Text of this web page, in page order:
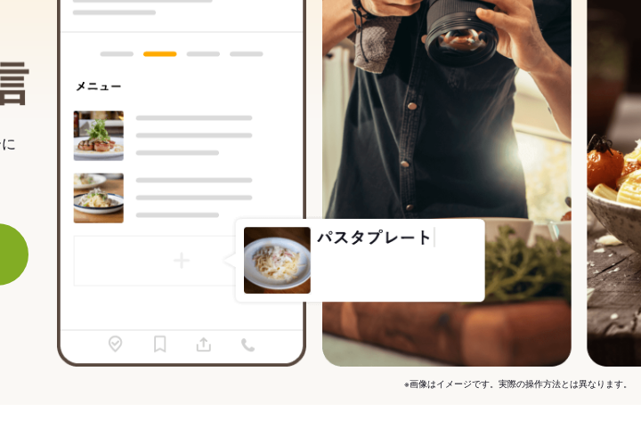
食べログでお店の情報を発信
※画像はイメージです。実際の操作方法とは異なります。